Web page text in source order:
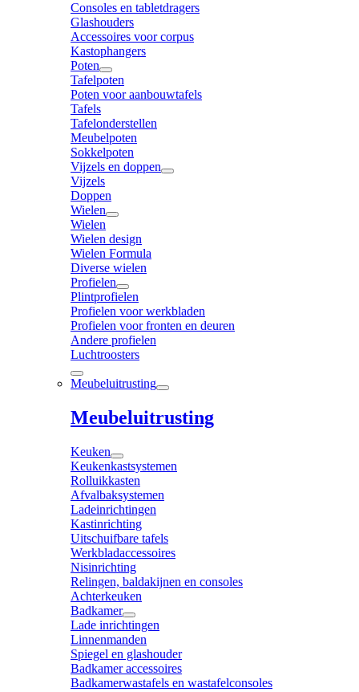
Consoles en tabletdragers
Glashouders
Accessoires voor corpus
Kastophangers
Poten
Tafelpoten
Poten voor aanbouwtafels
Tafels
Tafelonderstellen
Meubelpoten
Sokkelpoten
Vijzels en doppen
Vijzels
Doppen
Wielen
Wielen
Wielen design
Wielen Formula
Diverse wielen
Profielen
Plintprofielen
Profielen voor werkbladen
Profielen voor fronten en deuren
Andere profielen
Luchtroosters
Meubeluitrusting
Meubeluitrusting
Keuken
Keukenkastsystemen
Rolluikkasten
Afvalbaksystemen
Ladeinrichtingen
Kastinrichting
Uitschuifbare tafels
Werkbladaccessoires
Nisinrichting
Relingen, baldakijnen en consoles
Achterkeuken
Badkamer
Lade inrichtingen
Linnenmanden
Spiegel en glashouder
Badkamer accessoires
Badkamerwastafels en wastafelconsoles